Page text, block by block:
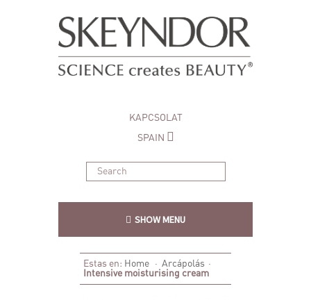
KAPCSOLAT
SPAIN
SHOW MENU
Estas en: Home · Arcápolás ·
Intensive moisturising cream